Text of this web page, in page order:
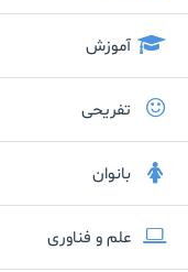
آموزش
تفریحی
بانوان
علم و فناوری